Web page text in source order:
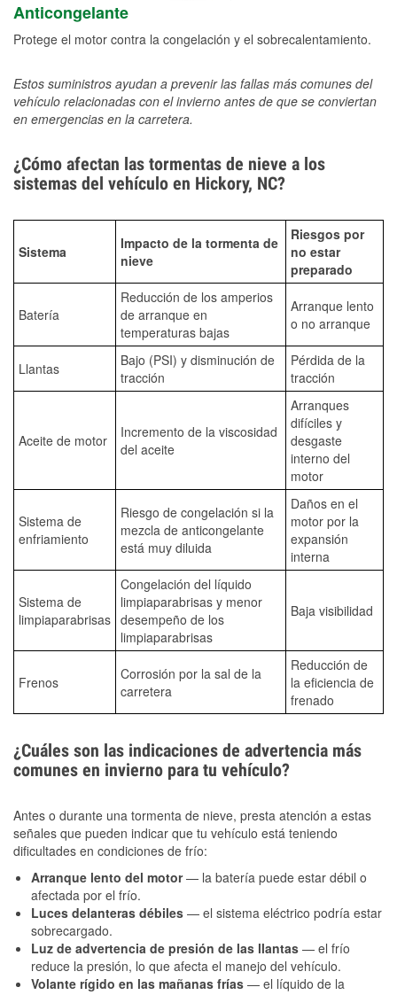
Anticongelante
Protege el motor contra la congelación y el sobrecalentamiento.
Estos suministros ayudan a prevenir las fallas más comunes del
vehículo relacionadas con el invierno antes de que se conviertan
en emergencias en la carretera.
¿Cómo afectan las tormentas de nieve a los
sistemas del vehículo en Hickory, NC?
Sistema
Impacto de la tormenta de
nieve
Riesgos por
no estar
preparado
Batería
Reducción de los amperios
de arranque en
temperaturas bajas
Arranque lento
o no arranque
Llantas
Bajo (PSI) y disminución de
tracción
Pérdida de la
tracción
Aceite de motor
Incremento de la viscosidad
del aceite
Arranques
difíciles y
desgaste
interno del
motor
Sistema de
enfriamiento
Riesgo de congelación si la
mezcla de anticongelante
está muy diluida
Daños en el
motor por la
expansión
interna
Sistema de
limpiaparabrisas
Congelación del líquido
limpiaparabrisas y menor
desempeño de los
limpiaparabrisas
Baja visibilidad
Frenos
Corrosión por la sal de la
carretera
Reducción de
la eficiencia de
frenado
¿Cuáles son las indicaciones de advertencia más
comunes en invierno para tu vehículo?
Antes o durante una tormenta de nieve, presta atención a estas
señales que pueden indicar que tu vehículo está teniendo
dificultades en condiciones de frío:
Arranque lento del motor— la batería puede estar débil o
afectada por el frío.
Luces delanteras débiles — el sistema eléctrico podría estar
sobrecargado.
Luz de advertencia de presión de las llantas — el frío
reduce la presión, lo que afecta el manejo del vehículo.
Volante rígido en las mañanas frías — el líquido de la